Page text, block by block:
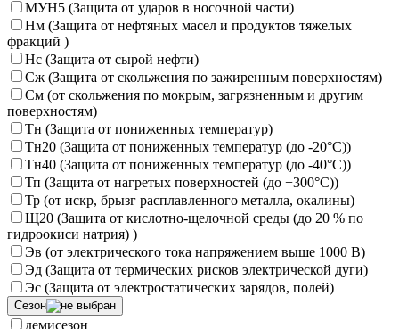
МУН5 (Защита от ударов в носочной части)
Нм (Защита от нефтяных масел и продуктов тяжелых
фракций )
Нс (Защита от сырой нефти)
Сж (Защита от скольжения по зажиренным поверхностям)
См (от скольжения по мокрым, загрязненным и другим
поверхностям)
Тн (Защита от пониженных температур)
Тн20 (Защита от пониженных температур (до -20°С))
Тн40 (Защита от пониженных температур (до -40°С))
Тп (Защита от нагретых поверхностей (до +300°С))
Тр (от искр, брызг расплавленного металла, окалины)
Щ20 (Защита от кислотно-щелочной среды (до 20 % по
гидроокиси натрия) )
Эв (от электрического тока напряжением выше 1000 В)
Эд (Защита от термических рисков электрической дуги)
Эс (Защита от электростатических зарядов, полей)
Сезон
демисезон